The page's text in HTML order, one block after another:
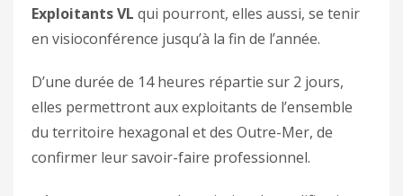
Exploitants VL qui pourront, elles aussi, se tenir
en visioconférence jusqu’à la fin de l’année.
D’une durée de 14 heures répartie sur 2 jours,
elles permettront aux exploitants de l’ensemble
du territoire hexagonal et des Outre-Mer, de
confirmer leur savoir-faire professionnel.